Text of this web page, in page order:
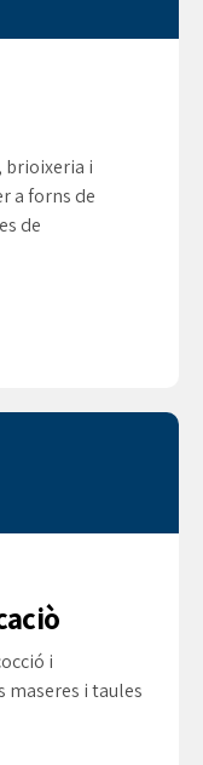
brioixeria i
a forns de
de
i
maseres i taules